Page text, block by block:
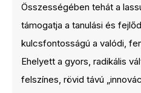
Összességében tehát a
támogatja a tanulási és
kulcsfontosságú a valódi,
Ehelyett a gyors, radikális
felszínes, rövid távú